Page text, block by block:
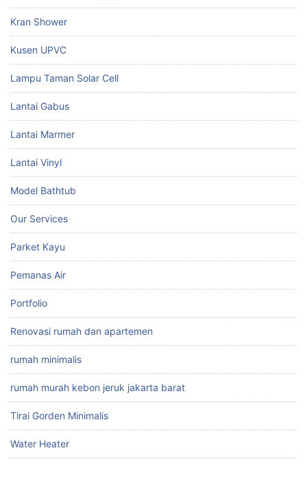
Kran Shower
Kusen UPVC
Lampu Taman Solar Cell
Lantai Gabus
Lantai Marmer
Lantai Vinyl
Model Bathtub
Our Services
Parket Kayu
Pemanas Air
Portfolio
Renovasi rumah dan apartemen
rumah minimalis
rumah murah kebon jeruk jakarta barat
Tirai Gorden Minimalis
Water Heater